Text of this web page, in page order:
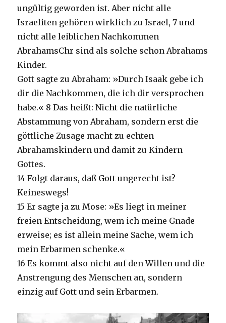
ungültig geworden ist. Aber nicht alle
Israeliten gehören wirklich zu Israel, 7 und
nicht alle leiblichen Nachkommen
AbrahamsChr sind als solche schon Abrahams
Kinder.
Gott sagte zu Abraham: »Durch Isaak gebe ich
dir die Nachkommen, die ich dir versprochen
habe.« 8 Das heißt: Nicht die natürliche
Abstammung von Abraham, sondern erst die
göttliche Zusage macht zu echten
Abrahamskindern und damit zu Kindern
Gottes.
14 Folgt daraus, daß Gott ungerecht ist?
Keineswegs!
15 Er sagte ja zu Mose: »Es liegt in meiner
freien Entscheidung, wem ich meine Gnade
erweise; es ist allein meine Sache, wem ich
mein Erbarmen schenke.«
16 Es kommt also nicht auf den Willen und die
Anstrengung des Menschen an, sondern
einzig auf Gott und sein Erbarmen.